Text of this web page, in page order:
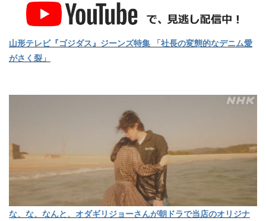
山形テレビ『ゴジダス』ジーンズ特集 「社長の変態的なデニム愛
がさく裂」
な、な、なんと、オダギリジョーさんが朝ドラで当店のオリジナ